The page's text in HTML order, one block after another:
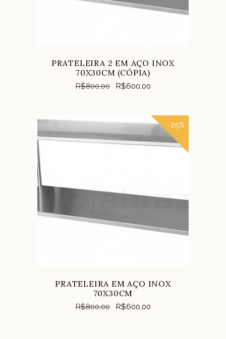
PRATELEIRA 2 EM AÇO INOX
70X30CM (CÓPIA)
R$800,00 R$600,00
-25%
COMPRAR
PRATELEIRA EM AÇO INOX
70X30CM
R$800,00 R$600,00